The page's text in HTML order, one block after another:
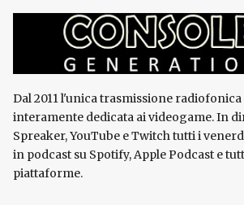
Passa ai contenuti
Dal 2011 l'unica trasmissione radiofonica
interamente dedicata ai videogame. In
Spreaker, YouTube e Twitch tutti i
in podcast su Spotify, Apple Podcast e
piattaforme.